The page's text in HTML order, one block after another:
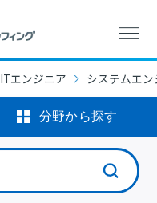
ITエンジニア システムエン
分野から探す